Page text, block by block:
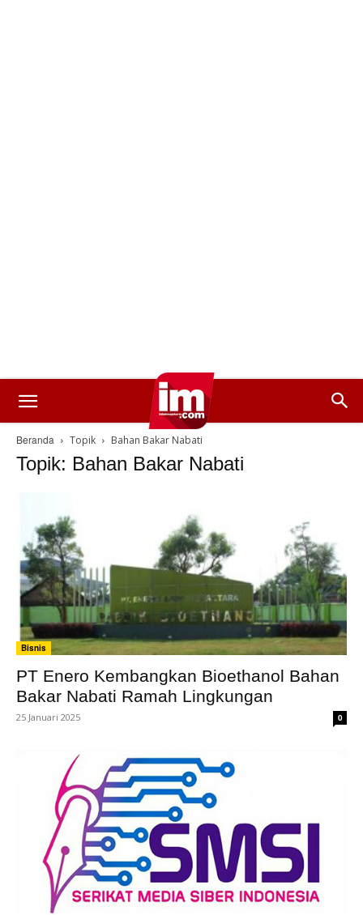
Beranda Topik Bahan Bakar Nabati
Topik: Bahan Bakar Nabati
Bisnis
PT Enero Kembangkan Bioethanol Bahan
Bakar Nabati Ramah Lingkungan
25 Januari 2025 0